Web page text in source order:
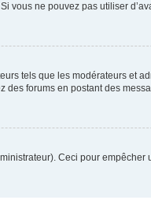
vous ne pouvez pas utiliser
tels que les modérateurs et
des forums en postant des
Ceci pour empêcher